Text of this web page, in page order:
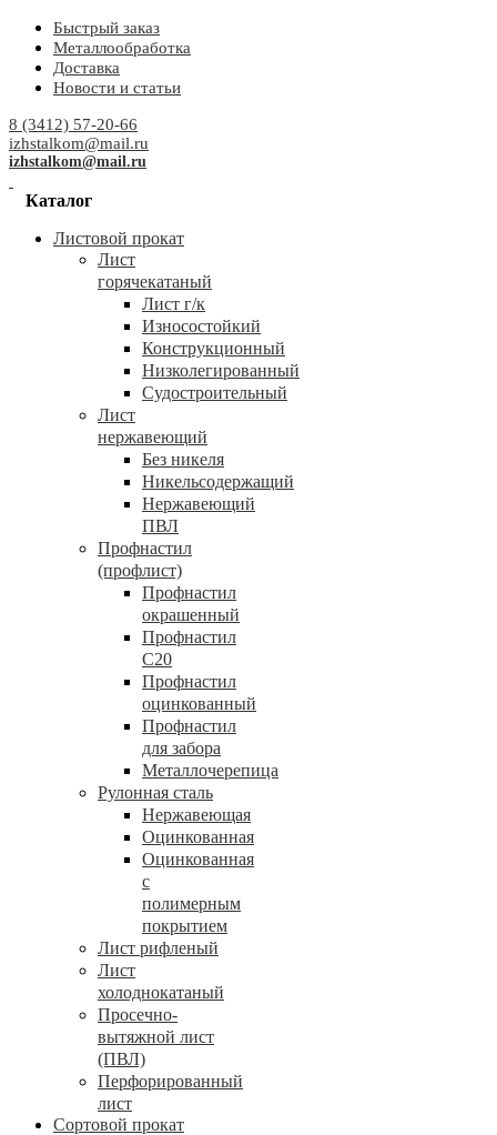
Быстрый заказ
Металлообработка
Доставка
Новости и статьи
8 (3412) 57-20-66
izhstalkom@mail.ru
izhstalkom@mail.ru
Каталог
Листовой прокат
Лист
горячекатаный
Лист г/к
Износостойкий
Конструкционный
Низколегированный
Судостроительный
Лист
нержавеющий
Без никеля
Никельсодержащий
Нержавеющий
ПВЛ
Профнастил
(профлист)
Профнастил
окрашенный
Профнастил
С20
Профнастил
оцинкованный
Профнастил
для забора
Металлочерепица
Рулонная сталь
Нержавеющая
Оцинкованная
Оцинкованная
с
полимерным
покрытием
Лист рифленый
Лист
холоднокатаный
Просечно-
вытяжной лист
(ПВЛ)
Перфорированный
лист
Сортовой прокат